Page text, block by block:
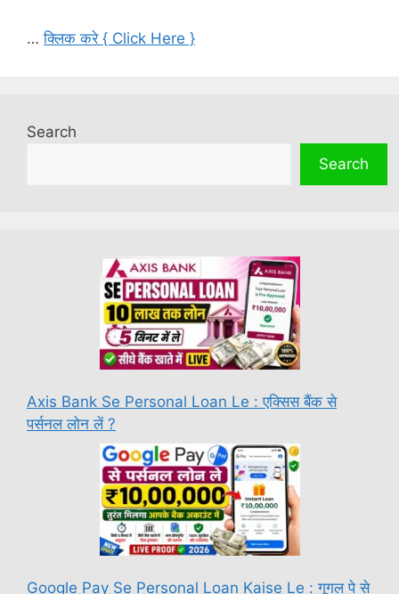
…क्लिक करे { Click Here }
Search
Search
Axis Bank Se Personal Loan Le : एक्सिस बैंक से
पर्सनल लोन लें ?
Google Pay Se Personal Loan Kaise Le : गूगल पे से